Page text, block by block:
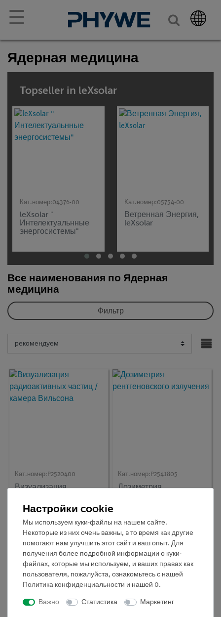
☰
Ядерная медицина
Topseller in leXsolar
Кат.номер:04376-00
leXsolar "
Интелектуальнные
энергосистемы"
Кат.номер:05754-00
Ветренная Энергия,
leXsolar
Все наименования по Ядерная
медицина
Фильтр
Кат.номер: P2520400
Визуализация
/ камера Вильсона
Кат.номер: P2541805
Дозиметрия
Настройки cookie
Мы используем куки-файлы на нашем сайте.
Некоторые из них очень важны, в то время как другие
помогают нам улучшить этот сайт и ваш опыт. Для
получения более подробной информации о куки-
файлах, которые мы используем, и ваших правах как
пользователя, пожалуйста, ознакомьтесь с нашей
Политика конфиденциальности и нашей 0.
Важно Статистика Маркетинг